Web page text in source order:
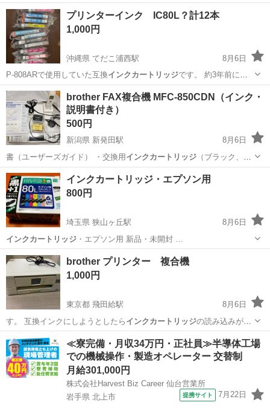
プリンターインク IC80L？計12本
1,000円
沖縄県 てだこ浦西駅
8月6日
P-808ARで使用していた互換インクカートリッジです。 約3年前に購
入しました…
沖縄 中頭郡 てだこ浦西駅 生活家電
brother FAX複合機 MFC-850CDN（インク・
説明書付き）
500円
新潟県 新発田駅
8月6日
書（ユーザーズガイド） ・交換用 インクカートリッジ（ブラック、イ
エロー） ■ お取…
新潟 新発田市 新発田駅 電話、ＦＡＸ
インクカートリッジ・エプソン用
800円
埼玉県 狭山ヶ丘駅
8月6日
インクカートリッジ
・エプソン用 新品・未開封 …
埼玉 所沢市 狭山ヶ丘駅 プリンター
インクカートリッジ
brother プリンター 複合機
1,000円
東京都 飛田給駅
8月6日
す。 互換インクにしようとしたら インクカートリッジの読み込みがで
きず、ブラザーのプ…
東京 調布市 飛田給駅 その他
≪寮完備・月収34万円・正社員≫半導体工場
での機械操作・製造オペレーター 交替制
月給301,000円
株式会社Harvest Biz Career 仙台営業所
岩手県 北上市
提携サイト 7月22日